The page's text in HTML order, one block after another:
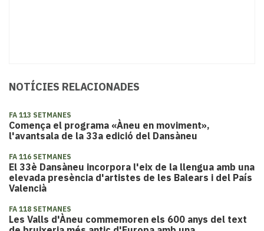
NOTÍCIES RELACIONADES
FA 113 SETMANES
Comença el programa «Àneu en moviment»,
l'avantsala de la 33a edició del Dansàneu
FA 116 SETMANES
El 33è Dansàneu incorpora l'eix de la llengua amb una
elevada presència d'artistes de les Balears i del País
Valencià
FA 118 SETMANES
Les Valls d'Àneu commemoren els 600 anys del text